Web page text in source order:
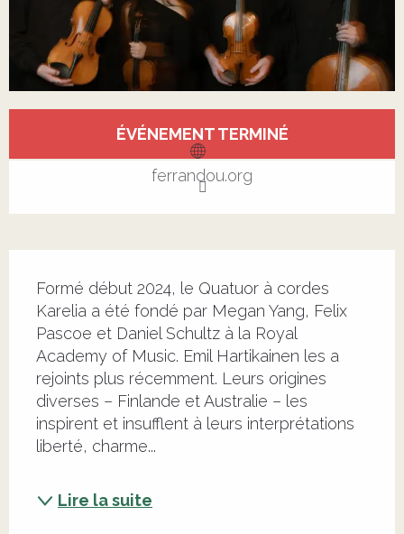
ÉVÉNEMENT TERMINÉ
ferrandou.org
Formé début 2024, le Quatuor à cordes
Karelia a été fondé par Megan Yang, Felix
Pascoe et Daniel Schultz à la Royal
Academy of Music. Emil Hartikainen les a
rejoints plus récemment. Leurs origines
diverses – Finlande et Australie – les
inspirent et insufflent à leurs interprétations
liberté, charme...
Lire la suite